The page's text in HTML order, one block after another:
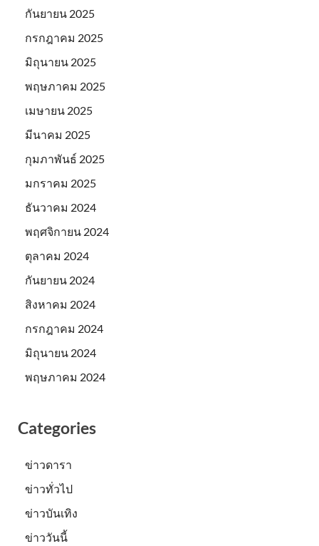
กันยายน 2025
กรกฎาคม 2025
มิถุนายน 2025
พฤษภาคม 2025
เมษายน 2025
มีนาคม 2025
กุมภาพันธ์ 2025
มกราคม 2025
ธันวาคม 2024
พฤศจิกายน 2024
ตุลาคม 2024
กันยายน 2024
สิงหาคม 2024
กรกฎาคม 2024
มิถุนายน 2024
พฤษภาคม 2024
Categories
ข่าวดารา
ข่าวทั่วไป
ข่าวบันเทิง
ข่าววันนี้